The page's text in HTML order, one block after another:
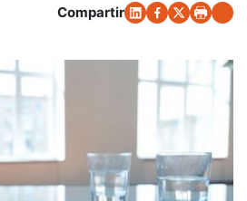
Compartir